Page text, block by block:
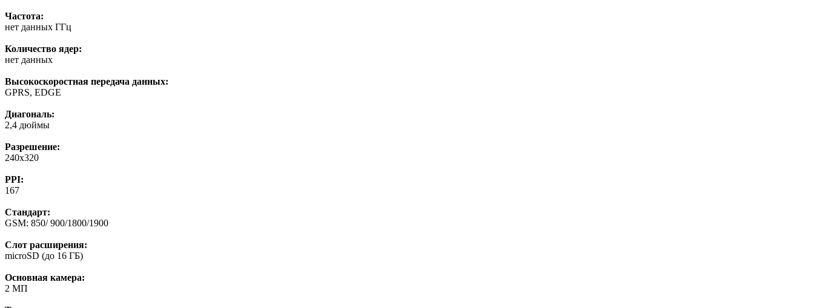
Частота:
нет данных ГГц
Количество ядер:
нет данных
Высокоскоростная передача данных:
GPRS, EDGE
Диагональ:
2,4 дюймы
Разрешение:
240x320
PPI:
167
Стандарт:
GSM: 850/ 900/1800/1900
Слот расширения:
microSD (до 16 ГБ)
Основная камера:
2 МП